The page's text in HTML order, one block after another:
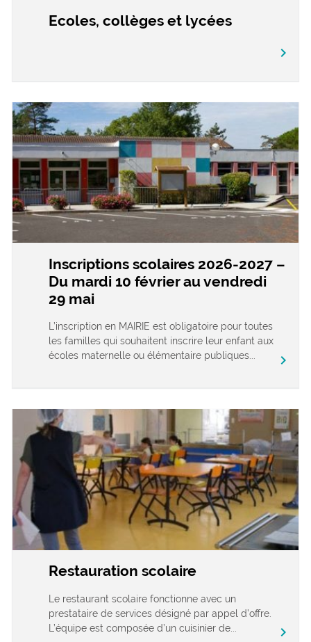
Ecoles, collèges et lycées
chevron_right
Inscriptions scolaires 2026-2027 –
Du mardi 10 février au vendredi
29 mai
L’inscription en MAIRIE est obligatoire pour toutes
les familles qui souhaitent inscrire leur enfant aux
écoles maternelle ou élémentaire publiques...
chevron_right
Restauration scolaire
Le restaurant scolaire fonctionne avec un
prestataire de services désigné par appel d’offre.
L’équipe est composée d’un cuisinier de...
chevron_right